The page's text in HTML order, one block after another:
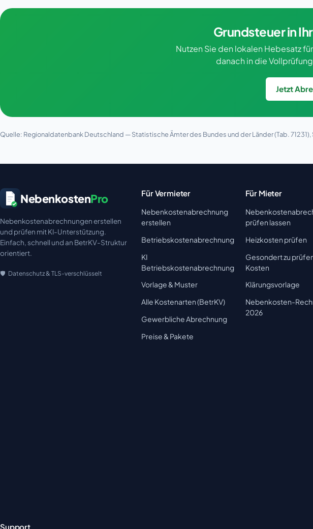
Grundsteuer in
Nutzen Sie den lokalen Hebesatz
danach in die
Jetzt
Quelle: Regionaldatenbank Deutschland — Statistische Ämter des Bundes und der Länder (Tab. 71231),
NebenkostenPro
Nebenkostenabrechnungen erstellen
und prüfen mit KI-Unterstützung.
Einfach, schnell und an BetrKV-Struktur
orientiert.
Datenschutz & TLS-verschlüsselt
Für Vermieter
Nebenkostenabrechnung
erstellen
Betriebskostenabrechnung
KI
Betriebskostenabrechnung
Vorlage & Muster
Alle Kostenarten (BetrKV)
Gewerbliche Abrechnung
Preise & Pakete
Für Mieter
prüfen lassen
Heizkosten prüfen
Gesondert zu
Kosten
Klärungsvorlage
Nebenkosten-
2026
Support